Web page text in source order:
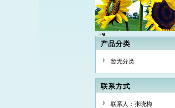
产品分类
暂无分类
联系方式
联系人：张晓梅